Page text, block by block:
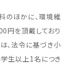
のほかに、環境維
円を頂戴しており
、法令に基づき小
生以上1名につき